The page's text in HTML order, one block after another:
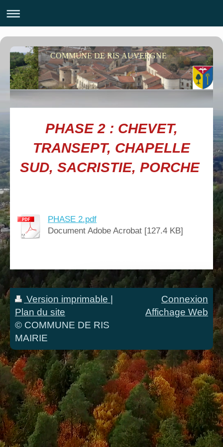
COMMUNE DE RIS AUVERGNE
PHASE 2 : CHEVET,
TRANSEPT, CHAPELLE
SUD, SACRISTIE, PORCHE
PHASE 2.pdf
Document Adobe Acrobat [127.4 KB]
Version imprimable
Plan du site
© COMMUNE DE RIS
MAIRIE
Connexion
Affichage Web